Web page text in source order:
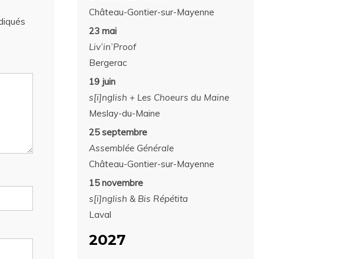
Château-Gontier-sur-Mayenne
23 mai
Liv’in’Proof
Bergerac
19 juin
s[i]nglish + Les Choeurs du Maine
Meslay-du-Maine
25 septembre
Assemblée Générale
Château-Gontier-sur-Mayenne
15 novembre
s[i]nglish & Bis Répétita
Laval
2027